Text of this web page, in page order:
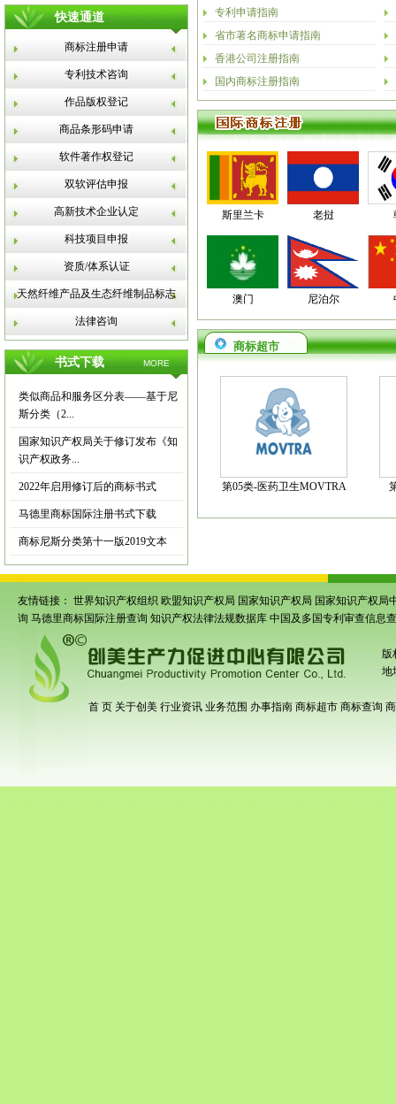
快速通道
商标注册申请
专利技术咨询
作品版权登记
商品条形码申请
软件著作权登记
双软评估申报
高新技术企业认定
科技项目申报
资质/体系认证
天然纤维产品及生态纤维制品标志
法律咨询
书式下载 MORE
类似商品和服务区分表——基于尼
斯分类（2...
国家知识产权局关于修订发布《知
识产权政务...
2022年启用修订后的商标书式
马德里商标国际注册书式下载
商标尼斯分类第十一版2019文本
专利申请指南
省市著名商标申请指南
香港公司注册指南
国内商标注册指南
斯里兰卡 老挝
澳门 尼泊尔
商标超市
第05类-医药卫生MOVTRA
友情链接： 世界知识产权组织 欧盟知识产权局 国家知识产权局 国家知识产权局
询 马德里商标国际注册查询 知识产权法律法规数据库 中国及多国专利审查信息
版
地
首 页 关于创美 行业资讯 业务范围 办事指南 商标超市 商标查询